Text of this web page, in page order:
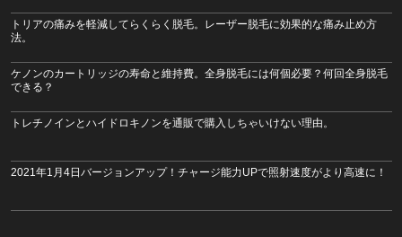
トリアの痛みを軽減してらくらく脱毛。レーザー脱毛に効果的な痛み止め方
法。
ケノンのカートリッジの寿命と維持費。全身脱毛には何個必要？何回全身脱毛
できる？
トレチノインとハイドロキノンを通販で購入しちゃいけない理由。
2021年1月4日バージョンアップ！チャージ能力UPで照射速度がより高速に！